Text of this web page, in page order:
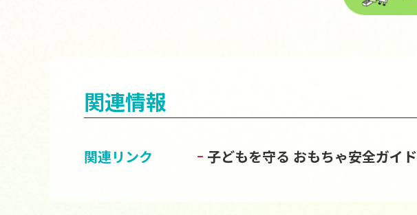
関連情報
関連リンク 子どもを守る おもちゃ安全ガイド